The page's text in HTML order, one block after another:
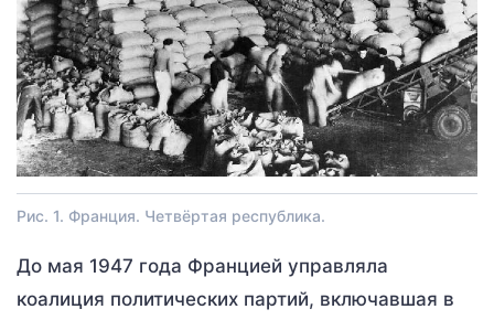
Рис. 1. Франция. Четвёртая республика.
До мая 1947 года Францией управляла
коалиция политических партий, включавшая в